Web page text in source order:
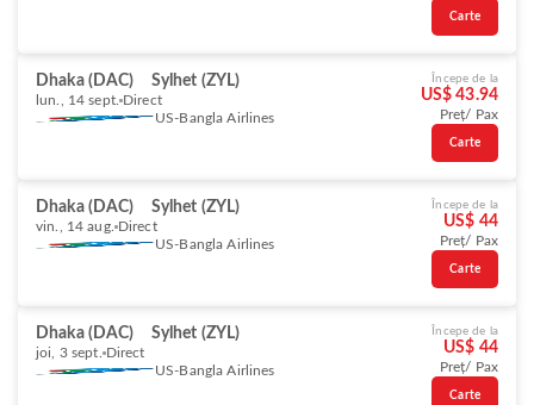
Carte
Dhaka (DAC) Sylhet (ZYL)
lun., 14 sept. Direct
US-Bangla Airlines
Începe de la
US$ 43.94
Preț/ Pax
Carte
Dhaka (DAC) Sylhet (ZYL)
vin., 14 aug. Direct
US-Bangla Airlines
Începe de la
US$ 44
Preț/ Pax
Carte
Dhaka (DAC) Sylhet (ZYL)
joi, 3 sept. Direct
US-Bangla Airlines
Începe de la
US$ 44
Preț/ Pax
Carte